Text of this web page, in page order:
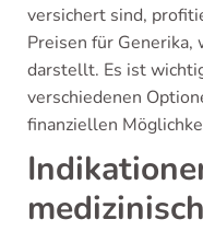
versichert sind,
Preisen für
darstellt. Es ist
verschiedenen
finanziellen